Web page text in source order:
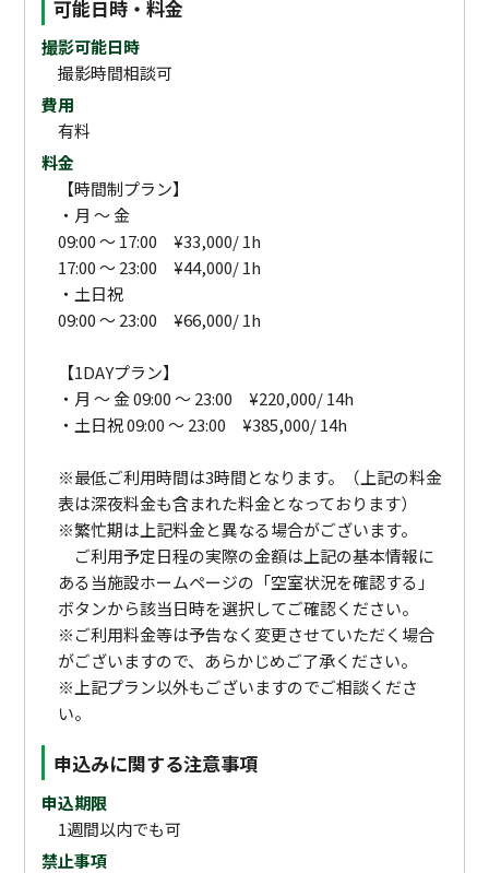
可能日時・料金
撮影可能日時
撮影時間相談可
費用
有料
料金
【時間制プラン】
・月 ～ 金
09:00 ～ 17:00 ¥33,000/ 1h
17:00 ～ 23:00 ¥44,000/ 1h
・土日祝
09:00 ～ 23:00 ¥66,000/ 1h
【1DAYプラン】
・月 ～ 金 09:00 ～ 23:00 ¥220,000/ 14h
・土日祝 09:00 ～ 23:00 ¥385,000/ 14h
※最低ご利用時間は3時間となります。（上記の料金
表は深夜料金も含まれた料金となっております）
※繁忙期は上記料金と異なる場合がございます。
ご利用予定日程の実際の金額は上記の基本情報に
ある当施設ホームページの「空室状況を確認する」
ボタンから該当日時を選択してご確認ください。
※ご利用料金等は予告なく変更させていただく場合
がございますので、あらかじめご了承ください。
※上記プラン以外もございますのでご相談くださ
い。
申込みに関する注意事項
申込期限
1週間以内でも可
禁止事項